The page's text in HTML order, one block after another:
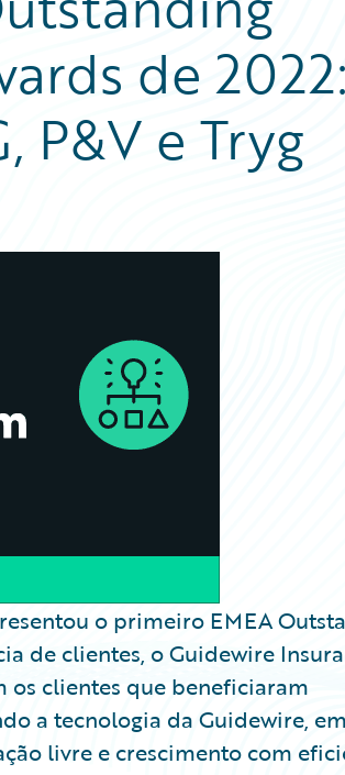
de 2022:
P&V e Tryg
o primeiro EMEA
de clientes, o Guidewire
os clientes que beneficiaram
a tecnologia da Guidewire,
livre e crescimento com